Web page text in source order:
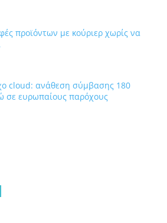
προϊόντων με κούριερ χωρίς να
cloud: ανάθεση σύμβασης 180
σε ευρωπαίους παρόχους